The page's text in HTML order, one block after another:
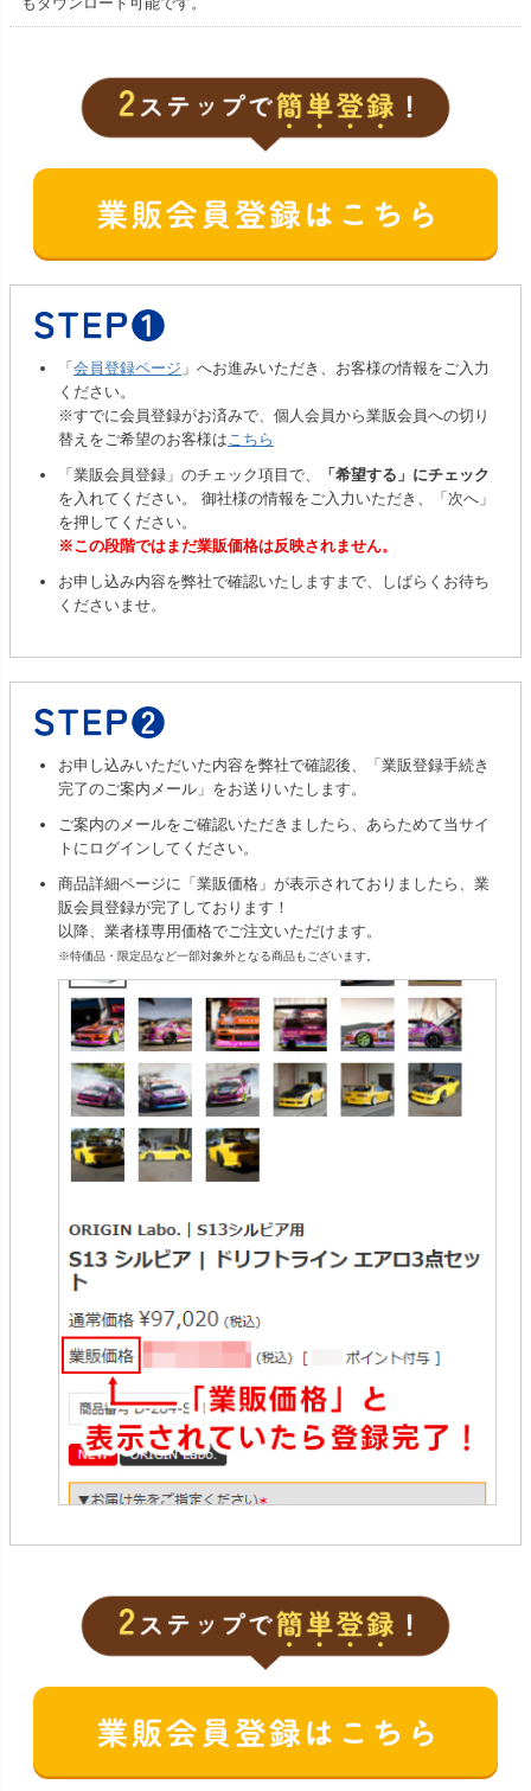
「 会員登録ページ 」へお進みいただき、お客様の情報をご入力
ください。
※すでに会員登録がお済みで、個人会員から業販会員への切り
替えをご希望のお客様はこちら
「業販会員登録」のチェック項目で、
「希望する」にチェック
を入れてください。 御社様の情報をご入力いただき、「次へ」
を押してください。
※この段階ではまだ業販価格は反映されません。
お申し込み内容を弊社で確認いたしますまで、しばらくお待ち
くださいませ。
お申し込みいただいた内容を弊社で確認後、「業販登録手続き
完了のご案内メール」をお送りいたします。
ご案内のメールをご確認いただきましたら、あらためて当サイ
トにログインしてください。
商品詳細ページに「業販価格」が表示されておりましたら、業
販会員登録が完了しております！
以降、業者様専用価格でご注文いただけます。
※特価品・限定品など一部対象外となる商品もございます。